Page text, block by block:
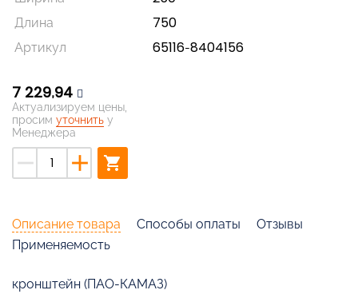
Длина
750
Артикул
65116-8404156
7 229,94
Актуализируем цены,
просим уточнить у
Менеджера
remove add shopping_cart
Описание товара Способы оплаты
Отзывы
Применяемость
кронштейн (ПАО-КАМАЗ)